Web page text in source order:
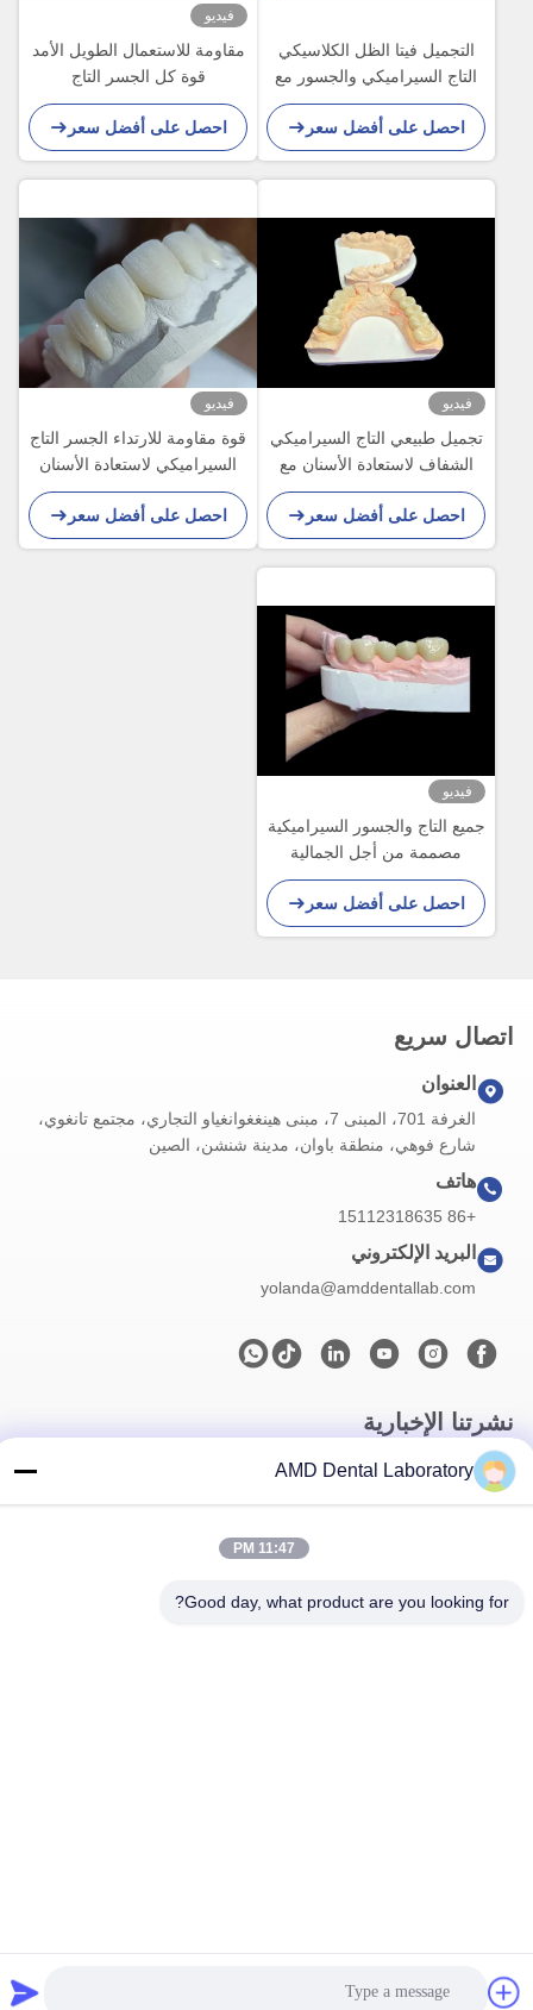
التجميل فيتا الظل الكلاسيكي
التاج السيراميكي والجسور مع
المناسبة الدقيقة المظهر
الطبيعي وخيارات قابلة
للتخصيص
احصل على أفضل سعر
فيديو
مقاومة للاستعمال الطويل الأمد
قوة كل الجسر التاج
السيراميكي مع التوافق
البيولوجي الممتاز لاستعادة
الأسنان
احصل على أفضل سعر
فيديو
تجميل طبيعي التاج السيراميكي
الشفاف لاستعادة الأسنان مع
تنظيف سهل ونتائج طويلة الأمد
احصل على أفضل سعر
فيديو
قوة مقاومة للارتداء الجسر التاج
السيراميكي لاستعادة الأسنان
المريحة الدقيقة
احصل على أفضل سعر
فيديو
جميع التاج والجسور السيراميكية
مصممة من أجل الجمالية
المتفوقة
احصل على أفضل سعر
اتصال سريع
العنوان
الغرفة 701، المبنى 7، مبنى هينغغوانغياو التجاري، مجتمع تانغوي،
شارع فوهي، منطقة باوان، مدينة شنشن، الصين
هاتف
+86 15112318635
البريد الإلكتروني
yolanda@amddentallab.com
نشرتنا الإخبارية
اشترك في نشرتنا الإخبارية للحصول على خصومات وأكثر.
AMD Dental Laboratory
11:47 PM
Good day, what product are you looking for?